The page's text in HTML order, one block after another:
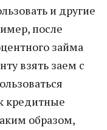
и другие
после
займа
взять заем с
кредитные
образом,